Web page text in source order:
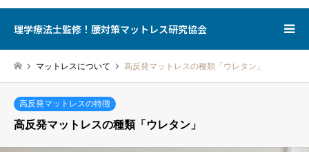
理学療法士監修！腰対策マットレス研究協会
マットレスについて 高反発マットレスの種類「ウレタン」
高反発マットレスの特徴
高反発マットレスの種類「ウレタン」